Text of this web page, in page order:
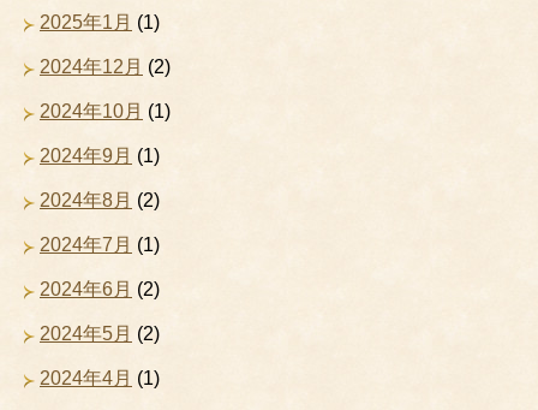
2025年1月 (1)
2024年12月 (2)
2024年10月 (1)
2024年9月 (1)
2024年8月 (2)
2024年7月 (1)
2024年6月 (2)
2024年5月 (2)
2024年4月 (1)